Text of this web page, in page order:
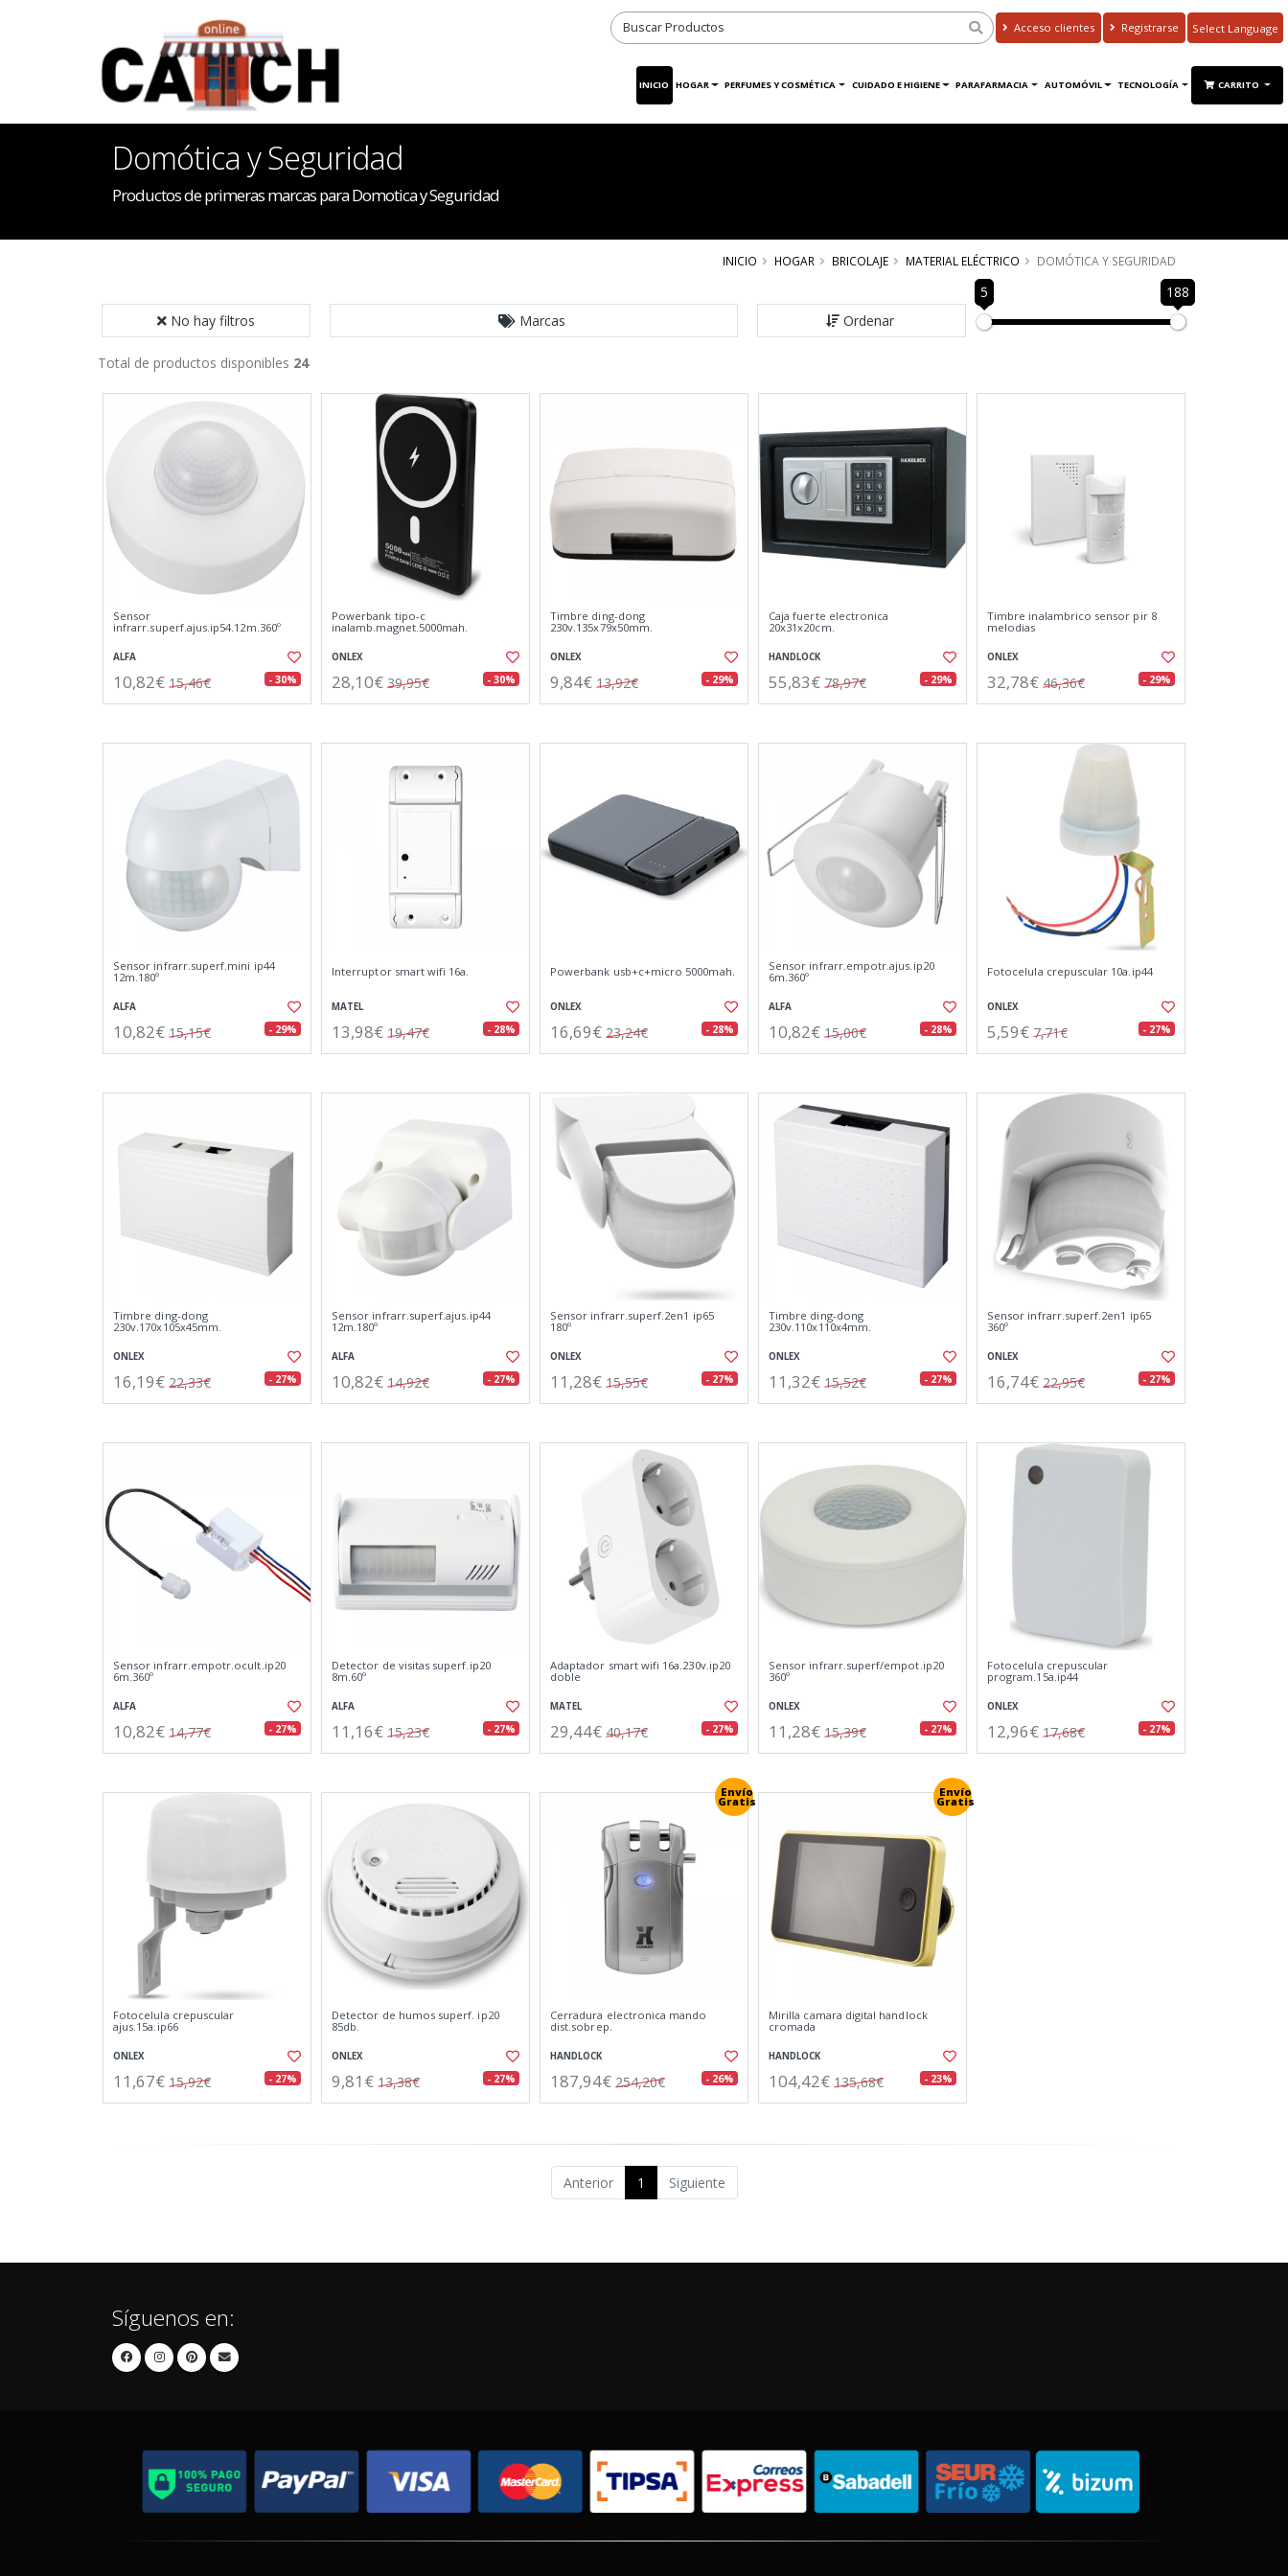
Acceso clientes Registrarse
Translate
INICIO HOGAR PERFUMES Y COSMÉTICA CUIDADO E HIGIENE PARAFARMACIA AUTOMÓVIL TECNOLOGÍA CARRITO
Domótica y Seguridad
Productos de primeras marcas para Domotica y Seguridad
INICIO HOGAR BRICOLAJE MATERIAL ELÉCTRICO DOMÓTICA Y SEGURIDAD
No hay filtros Marcas Ordenar
5 188
Total de productos disponibles 24
Sensor
infrarr.superf.ajus.ip54.12m.360º
ALFA
10,82€ 15,46€ - 30%
Powerbank tipo-c
inalamb.magnet.5000mah.
ONLEX
28,10€ 39,95€ - 30%
Timbre ding-dong
230v.135x79x50mm.
ONLEX
9,84€ 13,92€ - 29%
Caja fuerte electronica
20x31x20cm.
HANDLOCK
55,83€ 78,97€ - 29%
Timbre inalambrico sensor pir 8
melodias
ONLEX
32,78€ 46,36€ - 29%
Sensor infrarr.superf.mini ip44
12m.180º
ALFA
10,82€ 15,15€ - 29%
Interruptor smart wifi 16a.
MATEL
13,98€ 19,47€ - 28%
Powerbank usb+c+micro 5000mah.
ONLEX
16,69€ 23,24€ - 28%
Sensor infrarr.empotr.ajus.ip20
6m.360º
ALFA
10,82€ 15,00€ - 28%
Fotocelula crepuscular 10a.ip44
ONLEX
5,59€ 7,71€ - 27%
Timbre ding-dong
230v.170x105x45mm.
ONLEX
16,19€ 22,33€ - 27%
Sensor infrarr.superf.ajus.ip44
12m.180º
ALFA
10,82€ 14,92€ - 27%
Sensor infrarr.superf.2en1 ip65
180º
ONLEX
11,28€ 15,55€ - 27%
Timbre ding-dong
230v.110x110x4mm.
ONLEX
11,32€ 15,52€ - 27%
Sensor infrarr.superf.2en1 ip65
360º
ONLEX
16,74€ 22,95€ - 27%
Sensor infrarr.empotr.ocult.ip20
6m.360º
ALFA
10,82€ 14,77€ - 27%
Detector de visitas superf.ip20
8m.60º
ALFA
11,16€ 15,23€ - 27%
Adaptador smart wifi 16a.230v.ip20
doble
MATEL
29,44€ 40,17€ - 27%
Sensor infrarr.superf/empot.ip20
360º
ONLEX
11,28€ 15,39€ - 27%
Fotocelula crepuscular
program.15a.ip44
ONLEX
12,96€ 17,68€ - 27%
Fotocelula crepuscular
ajus.15a.ip66
ONLEX
11,67€ 15,92€ - 27%
Detector de humos superf. ip20
85db.
ONLEX
9,81€ 13,38€ - 27%
Envío
Gratis
Cerradura electronica mando
dist.sobrep.
HANDLOCK
187,94€ 254,20€ - 26%
Envío
Gratis
Mirilla camara digital handlock
cromada
HANDLOCK
104,42€ 135,68€ - 23%
Anterior 1 Siguiente
Síguenos en: